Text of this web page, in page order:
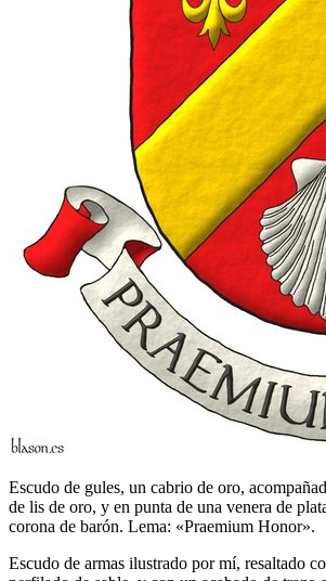
Escudo de gules, un cabrio de oro,
de lis de oro, y en punta de una venera de
corona de barón. Lema: «Praemium Honor».
Escudo de armas ilustrado por mí, resaltado